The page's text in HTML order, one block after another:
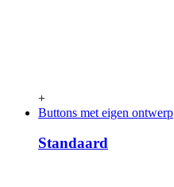
+
Buttons met eigen ontwerp
Standaard